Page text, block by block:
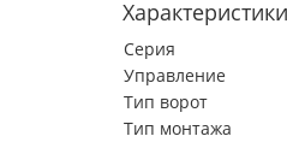
Характеристики
Серия
Управление
Тип ворот
Тип монтажа